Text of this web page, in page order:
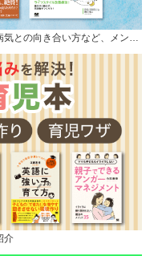
気との向き合い方など、メン…
介